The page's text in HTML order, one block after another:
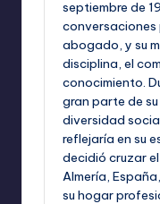
septiembre de
conversaciones
abogado, y su
disciplina, el
conocimiento.
gran parte de
diversidad
reflejaría en su
decidió cruzar
Almería,
su hogar